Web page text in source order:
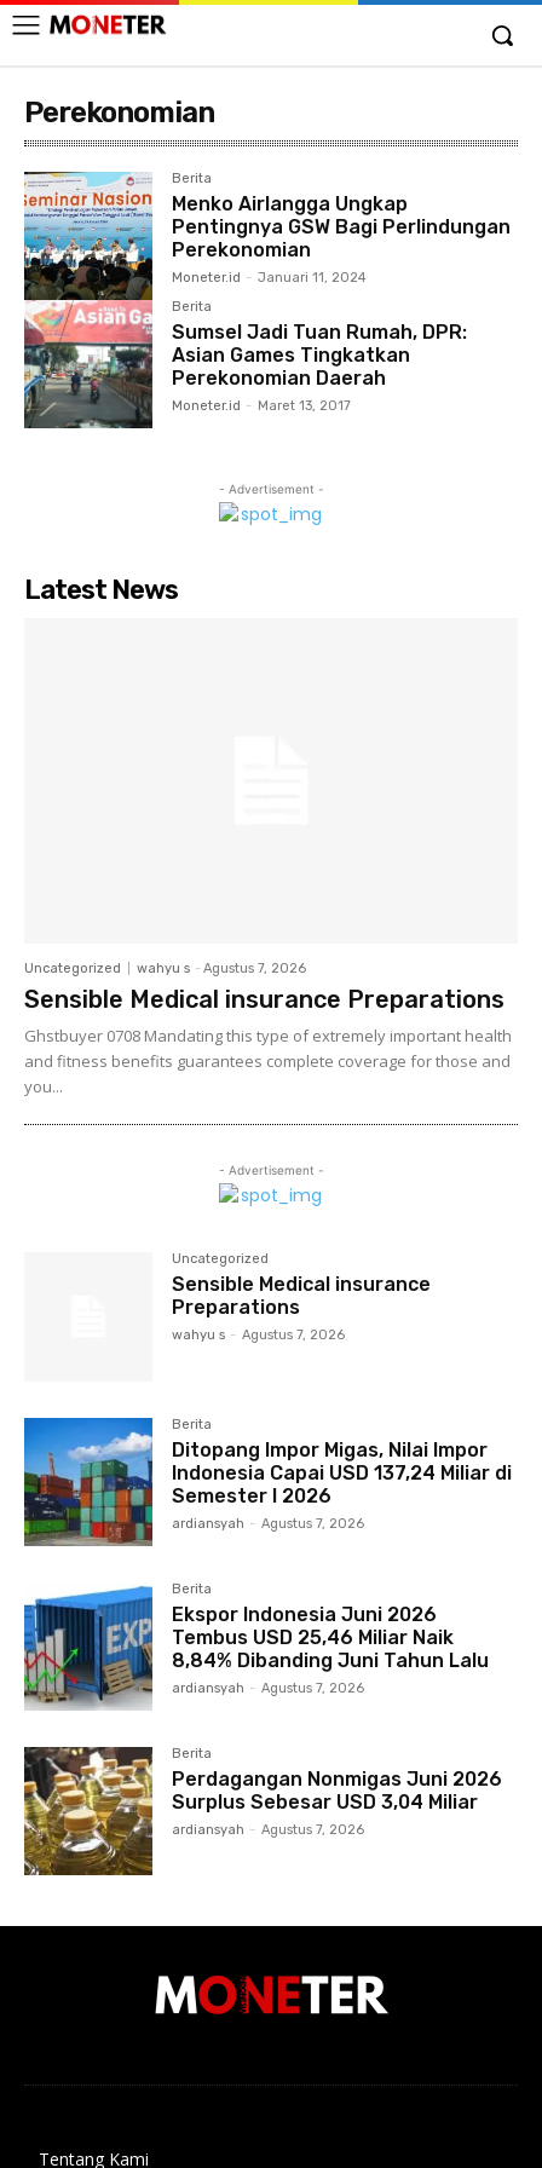
Perekonomian
Berita
Menko Airlangga Ungkap
Pentingnya GSW Bagi Perlindungan
Perekonomian
Moneter.id - Januari 11, 2024
Berita
Sumsel Jadi Tuan Rumah, DPR:
Asian Games Tingkatkan
Perekonomian Daerah
Moneter.id - Maret 13, 2017
- Advertisement -
Latest News
Uncategorized wahyu s - Agustus 7, 2026
Sensible Medical insurance Preparations
Ghstbuyer 0708 Mandating this type of extremely important health
and fitness benefits guarantees complete coverage for those and
you...
- Advertisement -
Uncategorized
Sensible Medical insurance
Preparations
wahyu s - Agustus 7, 2026
Berita
Ditopang Impor Migas, Nilai Impor
Indonesia Capai USD 137,24 Miliar di
Semester I 2026
ardiansyah - Agustus 7, 2026
Berita
Ekspor Indonesia Juni 2026
Tembus USD 25,46 Miliar Naik
8,84% Dibanding Juni Tahun Lalu
ardiansyah - Agustus 7, 2026
Berita
Perdagangan Nonmigas Juni 2026
Surplus Sebesar USD 3,04 Miliar
ardiansyah - Agustus 7, 2026
Tentang Kami